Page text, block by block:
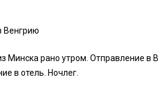
Венгрию
Минска рано утром. Отправление в
в отель. Ночлег.